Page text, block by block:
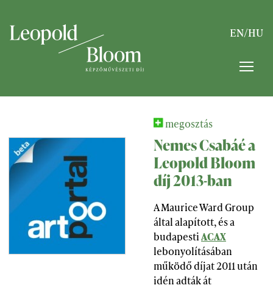
EN/HU
megosztás
Nemes Csabáé a
Leopold Bloom
díj 2013-ban
A Maurice Ward Group
által alapított, és a
budapestiACAX
lebonyolításában
működő díjat 2011 után
idén adták át